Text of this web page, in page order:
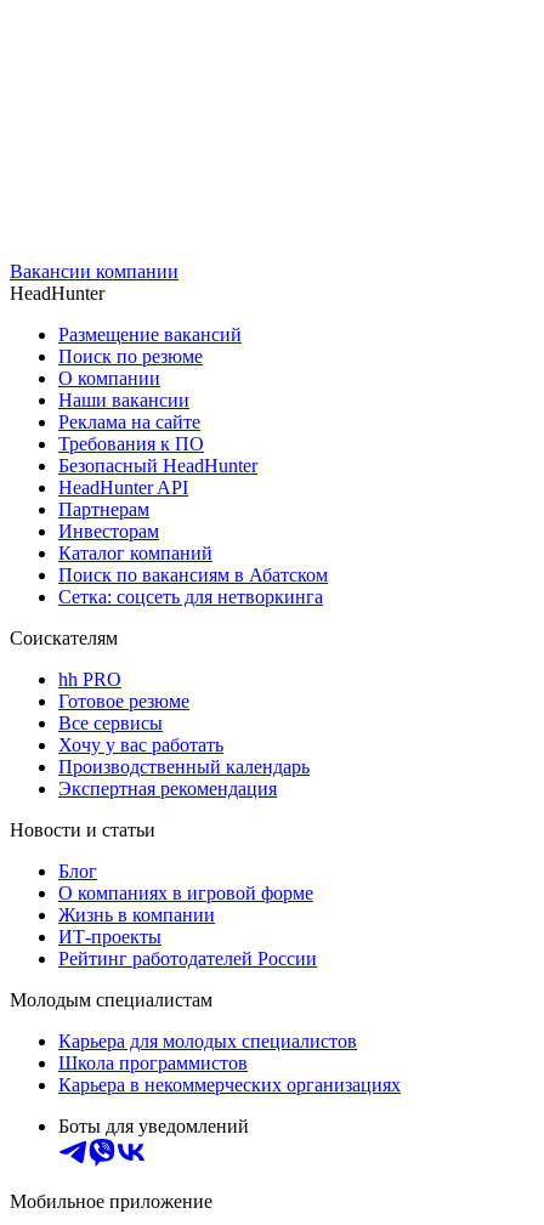
Вакансии компании
HeadHunter
Размещение вакансий
Поиск по резюме
О компании
Наши вакансии
Реклама на сайте
Требования к ПО
Безопасный HeadHunter
HeadHunter API
Партнерам
Инвесторам
Каталог компаний
Поиск по вакансиям в Абатском
Сетка: соцсеть для нетворкинга
Соискателям
hh PRO
Готовое резюме
Все сервисы
Хочу у вас работать
Производственный календарь
Экспертная рекомендация
Новости и статьи
Блог
О компаниях в игровой форме
Жизнь в компании
ИТ-проекты
Рейтинг работодателей России
Молодым специалистам
Карьера для молодых специалистов
Школа программистов
Карьера в некоммерческих организациях
Боты для уведомлений
Мобильное приложение